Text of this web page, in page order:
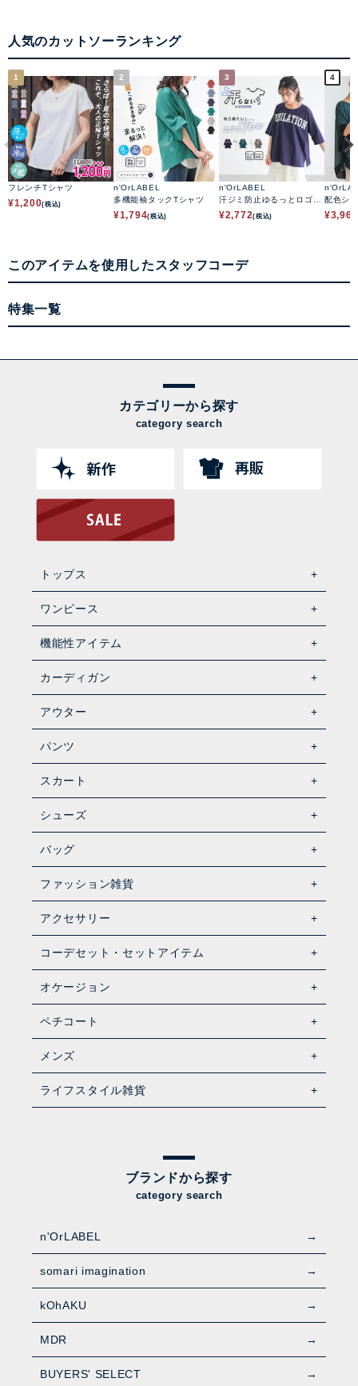
人気のカットソーランキング
1
フレンチTシャツ
¥1,200(税込)
2
n'OrLABEL
多機能袖タックTシャツ
¥1,794(税込)
3
n'OrLABEL
汗ジミ防止ゆるっとロゴT
シャツ
¥2,772(税込)
4
配色シ
ップス
¥3,960
このアイテムを使用したスタッフコーデ
特集一覧
カテゴリーから探す
category search
トップス
ワンピース
機能性アイテム
カーディガン
アウター
パンツ
スカート
シューズ
バッグ
ファッション雑貨
アクセサリー
コーデセット・セットアイテム
オケージョン
ペチコート
メンズ
ライフスタイル雑貨
ブランドから探す
category search
n'OrLABEL
somari imagination
kOhAKU
MDR
BUYERS' SELECT